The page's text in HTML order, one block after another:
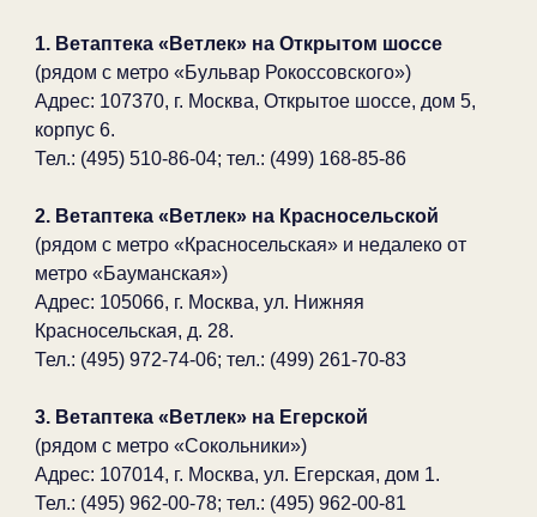
1. Ветаптека «Ветлек» на Открытом шоссе
(рядом с метро «Бульвар Рокоссовского»)
Адрес: 107370, г. Москва, Открытое шоссе, дом 5,
корпус 6.
Тел.: (495) 510-86-04; тел.: (499) 168-85-86
2. Ветаптека «Ветлек» на Красносельской
(рядом с метро «Красносельская» и недалеко от
метро «Бауманская»)
Адрес: 105066, г. Москва, ул. Нижняя
Красносельская, д. 28.
Тел.: (495) 972-74-06; тел.: (499) 261-70-83
3. Ветаптека «Ветлек» на Егерской
(рядом с метро «Сокольники»)
Адрес: 107014, г. Москва, ул. Егерская, дом 1.
Тел.: (495) 962-00-78; тел.: (495) 962-00-81